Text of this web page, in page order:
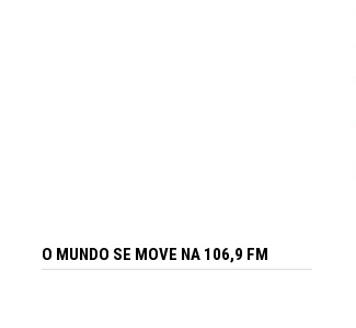
O MUNDO SE MOVE NA 106,9 FM